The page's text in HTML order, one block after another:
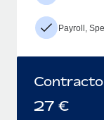
Payroll,
27 €